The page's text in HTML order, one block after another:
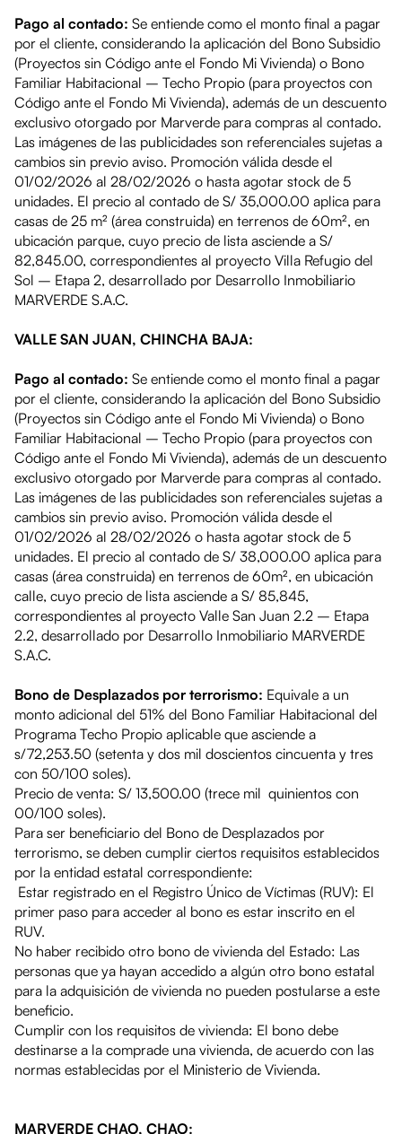
Pago al contado: Se entiende como el monto final a pagar
por el cliente, considerando la aplicación del Bono Subsidio
(Proyectos sin Código ante el Fondo Mi Vivienda) o Bono
Familiar Habitacional – Techo Propio (para proyectos con
Código ante el Fondo Mi Vivienda), además de un descuento
exclusivo otorgado por Marverde para compras al contado.
Las imágenes de las publicidades son referenciales sujetas a
cambios sin previo aviso. Promoción válida desde el
01/02/2026 al 28/02/2026 o hasta agotar stock de 5
unidades. El precio al contado de S/ 35,000.00 aplica para
casas de 25 m² (área construida) en terrenos de 60m², en
ubicación parque, cuyo precio de lista asciende a S/
82,845.00, correspondientes al proyecto Villa Refugio del
Sol – Etapa 2, desarrollado por Desarrollo Inmobiliario
MARVERDE S.A.C.
VALLE SAN JUAN, CHINCHA BAJA:
Pago al contado: Se entiende como el monto final a pagar
por el cliente, considerando la aplicación del Bono Subsidio
(Proyectos sin Código ante el Fondo Mi Vivienda) o Bono
Familiar Habitacional – Techo Propio (para proyectos con
Código ante el Fondo Mi Vivienda), además de un descuento
exclusivo otorgado por Marverde para compras al contado.
Las imágenes de las publicidades son referenciales sujetas a
cambios sin previo aviso. Promoción válida desde el
01/02/2026 al 28/02/2026 o hasta agotar stock de 5
unidades. El precio al contado de S/ 38,000.00 aplica para
casas (área construida) en terrenos de 60m², en ubicación
calle, cuyo precio de lista asciende a S/ 85,845,
correspondientes al proyecto Valle San Juan 2.2 – Etapa
2.2, desarrollado por Desarrollo Inmobiliario MARVERDE
S.A.C.
Bono de Desplazados por terrorismo: Equivale a un
monto adicional del 51% del Bono Familiar Habitacional del
Programa Techo Propio aplicable que asciende a
s/72,253.50 (setenta y dos mil doscientos cincuenta y tres
con 50/100 soles).
Precio de venta: S/ 13,500.00 (trece mil quinientos con
00/100 soles).
Para ser beneficiario del Bono de Desplazados por
terrorismo, se deben cumplir ciertos requisitos establecidos
por la entidad estatal correspondiente:
Estar registrado en el Registro Único de Víctimas (RUV): El
primer paso para acceder al bono es estar inscrito en el
RUV.
No haber recibido otro bono de vivienda del Estado: Las
personas que ya hayan accedido a algún otro bono estatal
para la adquisición de vivienda no pueden postularse a este
beneficio.
Cumplir con los requisitos de vivienda: El bono debe
destinarse a la comprade una vivienda, de acuerdo con las
normas establecidas por el Ministerio de Vivienda.
MARVERDE CHAO, CHAO: